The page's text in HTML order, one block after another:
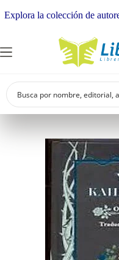
la colección de autores